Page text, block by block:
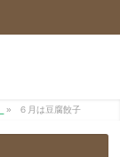
» ６月は豆腐餃子